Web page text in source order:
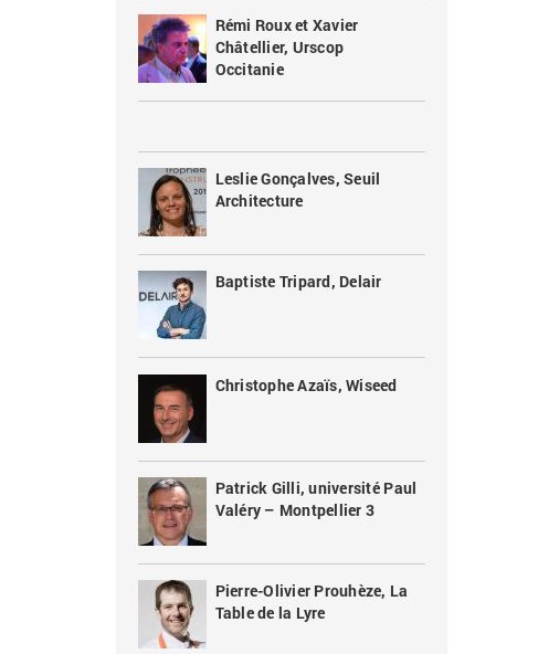
Rémi Roux et Xavier
Châtellier, Urscop
Occitanie
Leslie Gonçalves, Seuil
Architecture
Baptiste Tripard, Delair
Christophe Azaïs, Wiseed
Patrick Gilli, université Paul
Valéry – Montpellier 3
Pierre-Olivier Prouhèze, La
Table de la Lyre